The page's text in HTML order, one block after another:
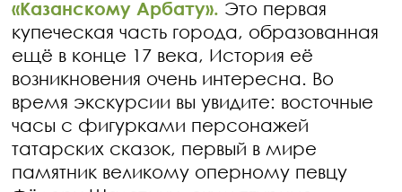
«Казанскому Арбату». Это первая
купеческая часть города, образованная
ещё в конце 17 века, История её
возникновения очень интересна. Во
время экскурсии вы увидите: восточные
часы с фигурками персонажей
татарских сказок, первый в мире
памятник великому оперному певцу